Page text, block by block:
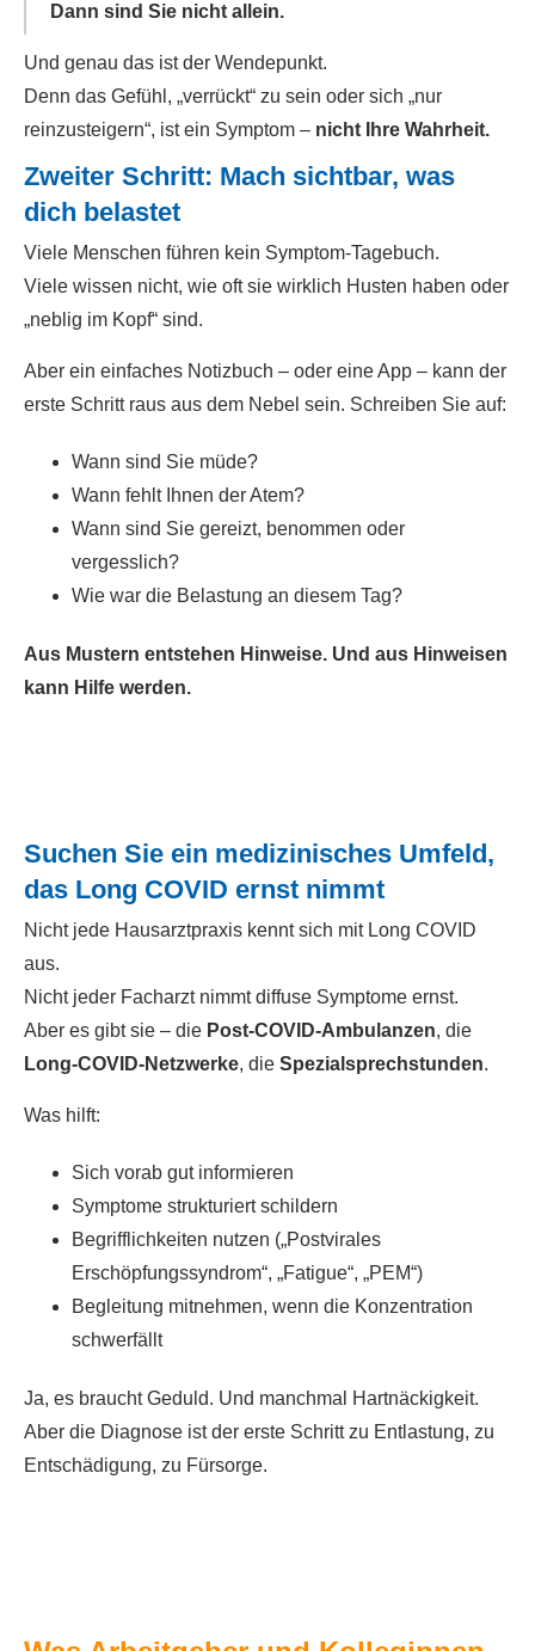
Dann sind Sie nicht allein.
Und genau das ist der Wendepunkt.
Denn das Gefühl, „verrückt“ zu sein oder sich „nur
reinzusteigern“, ist ein Symptom – nicht Ihre Wahrheit.
Zweiter Schritt: Mach sichtbar, was
dich belastet
Viele Menschen führen kein Symptom-Tagebuch.
Viele wissen nicht, wie oft sie wirklich Husten haben oder
„neblig im Kopf“ sind.
Aber ein einfaches Notizbuch – oder eine App – kann der
erste Schritt raus aus dem Nebel sein. Schreiben Sie auf:
Wann sind Sie müde?
Wann fehlt Ihnen der Atem?
Wann sind Sie gereizt, benommen oder
vergesslich?
Wie war die Belastung an diesem Tag?
Aus Mustern entstehen Hinweise. Und aus Hinweisen
kann Hilfe werden.
Suchen Sie ein medizinisches Umfeld,
das Long COVID ernst nimmt
Nicht jede Hausarztpraxis kennt sich mit Long COVID
aus.
Nicht jeder Facharzt nimmt diffuse Symptome ernst.
Aber es gibt sie – die Post-COVID-Ambulanzen, die
Long-COVID-Netzwerke, die Spezialsprechstunden.
Was hilft:
Sich vorab gut informieren
Symptome strukturiert schildern
Begrifflichkeiten nutzen („Postvirales
Erschöpfungssyndrom“, „Fatigue“, „PEM“)
Begleitung mitnehmen, wenn die Konzentration
schwerfällt
Ja, es braucht Geduld. Und manchmal Hartnäckigkeit.
Aber die Diagnose ist der erste Schritt zu Entlastung, zu
Entschädigung, zu Fürsorge.